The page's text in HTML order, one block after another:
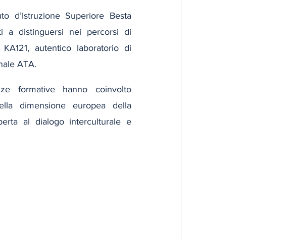
d’Istruzione Superiore Besta
a distinguersi nei percorsi di
autentico laboratorio di
ATA.
formative hanno coinvolto
dimensione europea della
al dialogo interculturale e